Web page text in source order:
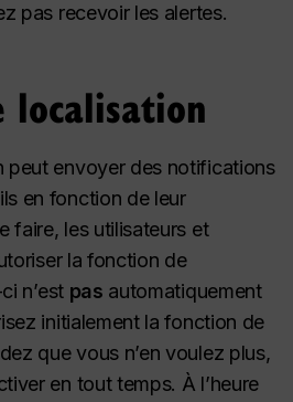
pas recevoir les alertes.
localisation
peut envoyer des notifications
en fonction de leur
faire, les utilisateurs et
la fonction de
n’est pas automatiquement
initialement la fonction de
que vous n’en voulez plus,
en tout temps. À l’heure